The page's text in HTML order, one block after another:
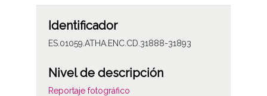
Identificador
ES.01059.ATHA.ENC.CD.31888-31893
Nivel de descripción
Reportaje fotográfico